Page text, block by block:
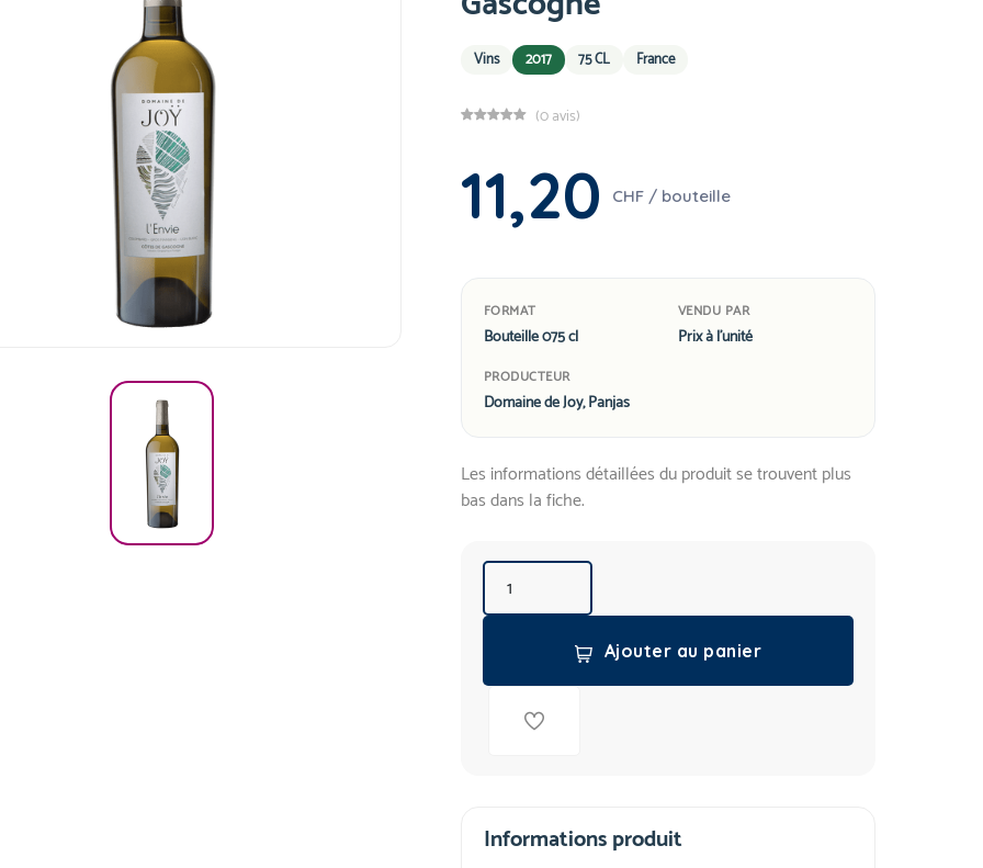
Vins 2017 75 CL France
(0 avis)
11,20 CHF / bouteille
FORMAT
Bouteille 075 cl
VENDU PAR
Prix à l'unité
PRODUCTEUR
Domaine de Joy, Panjas
Les informations détaillées du produit se trouvent plus
bas dans la fiche.
Ajouter au panier
Informations produit